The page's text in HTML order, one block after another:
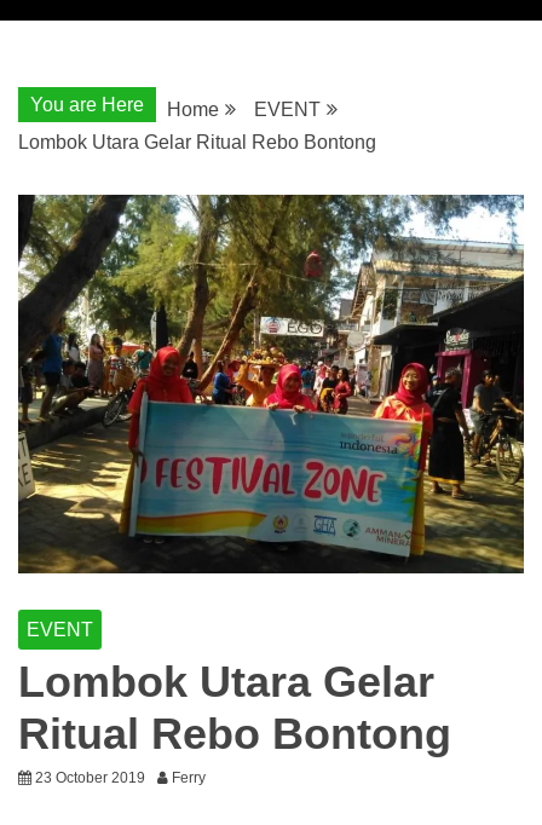
You are Here Home
EVENT
Lombok Utara Gelar Ritual Rebo Bontong
EVENT
Lombok Utara Gelar
Ritual Rebo Bontong
23 October 2019 Ferry